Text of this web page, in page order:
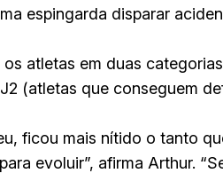
espingarda disparar
atletas em duas
(atletas que conseguem
ficou mais nítido o tanto
evoluir”, afirma Arthur.